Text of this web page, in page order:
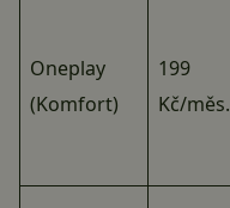
Oneplay
(Komfort)
199
Kč/měs.